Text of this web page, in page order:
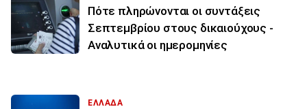
Πότε πληρώνονται οι συντάξεις
Σεπτεμβρίου στους δικαιούχους -
Αναλυτικά οι ημερομηνίες
ΕΛΛΑΔΑ